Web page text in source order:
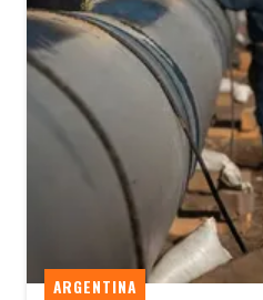
ARGENTINA